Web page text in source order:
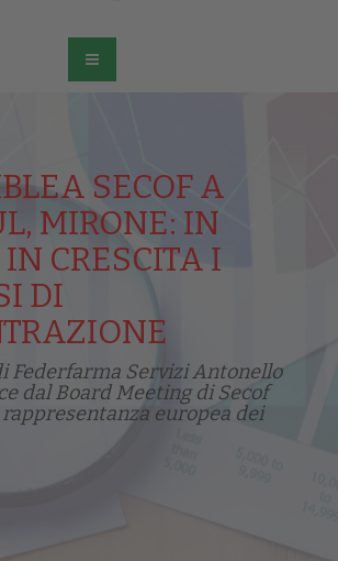
SECOF A
MIRONE: IN
CRESCITA I
DI
Federfarma Servizi Antonello
dal Board Meeting di Secof
europea dei